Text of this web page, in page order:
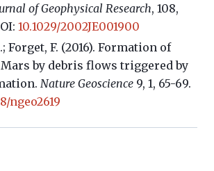
of Geophysical Research, 108,
10.1029/2002JE001900
Forget, F. (2016). Formation of
by debris flows triggered by
Nature Geoscience 9, 1, 65-69.
ngeo2619